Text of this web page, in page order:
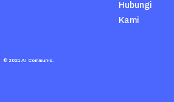
Hubungi
Kami
© 2021 AI Communis.